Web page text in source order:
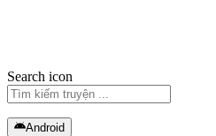
Search icon
Android